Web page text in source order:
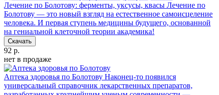
Лечение по Болотову: ферменты, уксусы, квасы Лечение по
Болотову — это новый взгляд на естественное самоисцеление
человека. И первая ступень медицины будущего, основанной
на гениальной клеточной теории академика!
Скачать
92 р.
нет в продаже
Аптека здоровья по Болотову Наконец-то появился
универсальный справочник лекарственных препаратов,